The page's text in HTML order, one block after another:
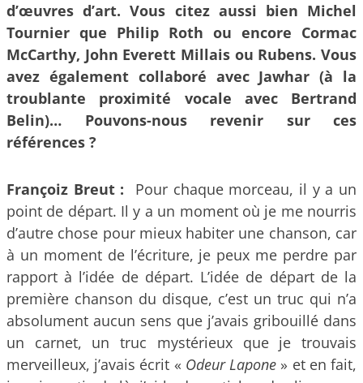
d’œuvres d’art. Vous citez aussi bien Michel
Tournier que Philip Roth ou encore Cormac
McCarthy, John Everett Millais ou Rubens. Vous
avez également collaboré avec Jawhar (à la
troublante proximité vocale avec Bertrand
Belin)… Pouvons-nous revenir sur ces
références ?
Françoiz Breut :
Pour chaque morceau, il y a un
point de départ. Il y a un moment où je me nourris
d’autre chose pour mieux habiter une chanson, car
à un moment de l’écriture, je peux me perdre par
rapport à l’idée de départ. L’idée de départ de la
première chanson du disque, c’est un truc qui n’a
absolument aucun sens que j’avais gribouillé dans
un carnet, un truc mystérieux que je trouvais
merveilleux, j’avais écrit « Odeur Lapone » et en fait,